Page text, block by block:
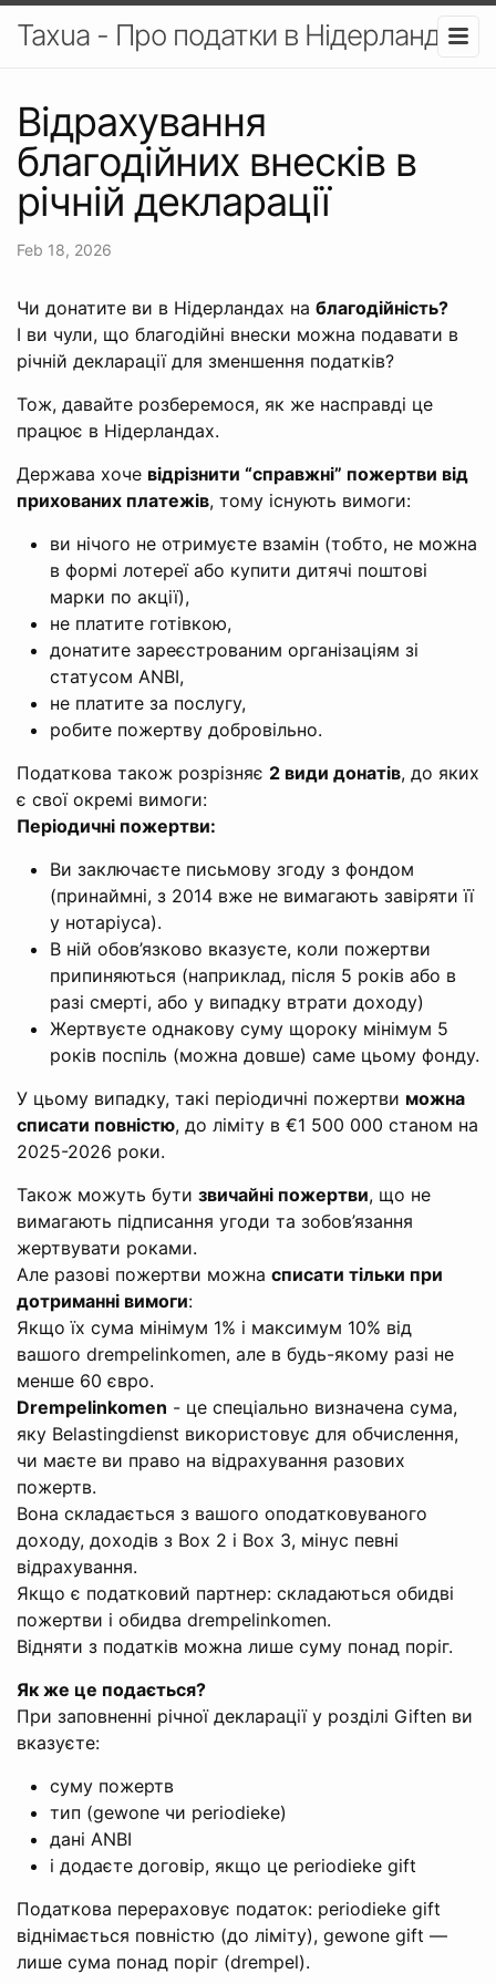
Taxua - Про податки в Нідерландах
Відрахування
благодійних внесків в
річній декларації
Feb 18, 2026
Чи донатите ви в Нідерландах на благодійність?
І ви чули, що благодійні внески можна подавати в
річній декларації для зменшення податків?
Тож, давайте розберемося, як же насправді це
працює в Нідерландах.
Держава хоче відрізнити “справжні” пожертви від
прихованих платежів, тому існують вимоги:
ви нічого не отримуєте взамін (тобто, не можна
в формі лотереї або купити дитячі поштові
марки по акції),
не платите готівкою,
донатите зареєстрованим організаціям зі
статусом ANBI,
не платите за послугу,
робите пожертву добровільно.
Податкова також розрізняє 2 види донатів, до яких
є свої окремі вимоги:
Періодичні пожертви:
Ви заключаєте письмову згоду з фондом
(принаймні, з 2014 вже не вимагають завіряти її
у нотаріуса).
В ній обов’язково вказуєте, коли пожертви
припиняються (наприклад, після 5 років або в
разі смерті, або у випадку втрати доходу)
Жертвуєте однакову суму щороку мінімум 5
років поспіль (можна довше) саме цьому фонду.
У цьому випадку, такі періодичні пожертви можна
списати повністю, до ліміту в €1 500 000 станом на
2025-2026 роки.
Також можуть бути звичайні пожертви, що не
вимагають підписання угоди та зобов’язання
жертвувати роками.
Але разові пожертви можна списати тільки при
дотриманні вимоги:
Якщо їх сума мінімум 1% і максимум 10% від
вашого drempelinkomen, але в будь-якому разі не
менше 60 євро.
Drempelinkomen - це спеціально визначена сума,
яку Belastingdienst використовує для обчислення,
чи маєте ви право на відрахування разових
пожертв.
Вона складається з вашого оподатковуваного
доходу, доходів з Box 2 і Box 3, мінус певні
відрахування.
Якщо є податковий партнер: складаються обидві
пожертви і обидва drempelinkomen.
Відняти з податків можна лише суму понад поріг.
Як же це подається?
При заповненні річної декларації у розділі Giften ви
вказуєте:
суму пожертв
тип (gewone чи periodieke)
дані ANBI
і додаєте договір, якщо це periodieke gift
Податкова перераховує податок: periodieke gift
віднімається повністю (до ліміту), gewone gift —
лише сума понад поріг (drempel).